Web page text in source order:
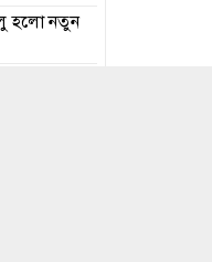
হলো নতুন